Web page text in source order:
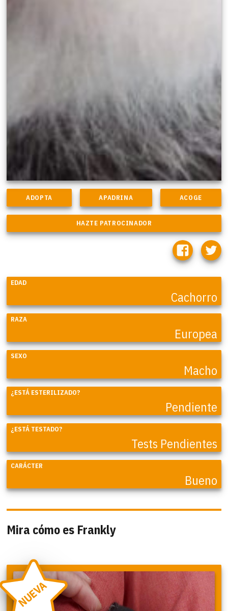
EDAD
Cachorro
RAZA
Europea
SEXO
Macho
¿ESTÁ ESTERILIZADO?
Pendiente
¿ESTÁ TESTADO?
Tests Pendientes
CARÁCTER
Bueno
Mira cómo es Frankly
NUEVA